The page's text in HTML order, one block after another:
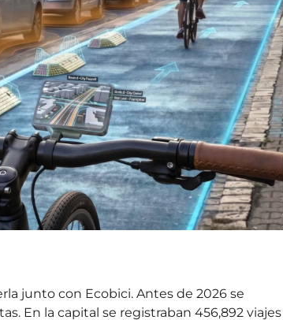
junto con Ecobici. Antes de 2026 se
En la capital se registraban 456,892 viajes